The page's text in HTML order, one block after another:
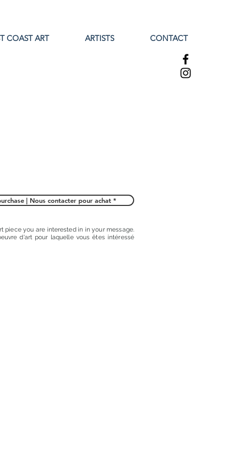
COAST ART ARTISTS CONTACT
| Nous contacter pour achat *
piece you are interested in in your message.
d'art pour laquelle vous êtes intéressé